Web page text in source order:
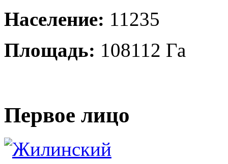
Население: 11235
Площадь: 108112 Га
Первое лицо